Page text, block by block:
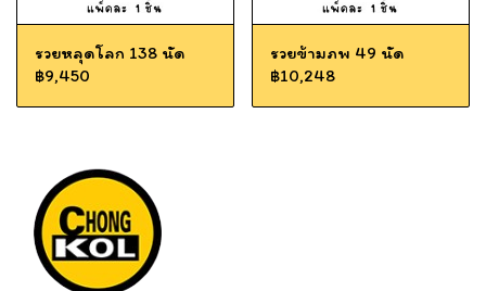
รวยหลุดโลก 138 นัด
฿9,450
รวยข้ามภพ 49 นัด
฿10,248